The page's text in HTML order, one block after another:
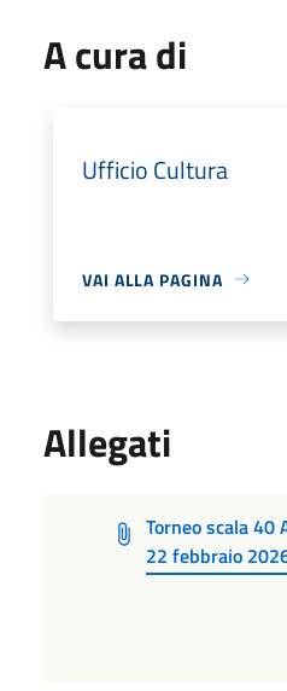
A cura di
Ufficio Cultura
VAI ALLA PAGINA
Allegati
Torneo scala 40
22 febbraio